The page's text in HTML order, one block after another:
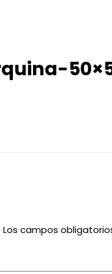
Los campos